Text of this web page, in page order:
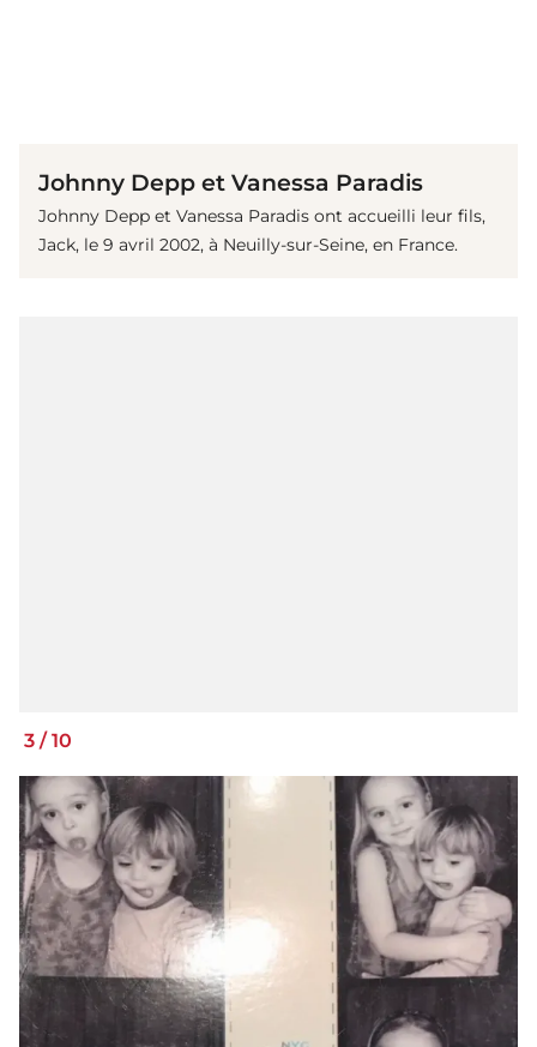
Johnny Depp et Vanessa Paradis
Johnny Depp et Vanessa Paradis ont accueilli leur fils,
Jack, le 9 avril 2002, à Neuilly-sur-Seine, en France.
3 /10